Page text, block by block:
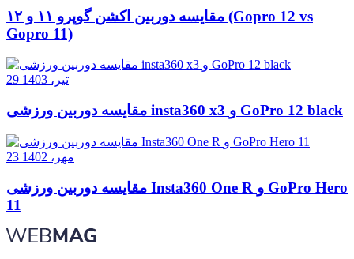
مقایسه دوربین اکشن گوپرو ۱۱ و ۱۲ (Gopro 12 vs
Gopro 11)
29 تیر، 1403
مقایسه دوربین ورزشی insta360 x3 و GoPro 12 black
23 مهر، 1402
مقایسه دوربین ورزشی Insta360 One R و GoPro Hero
11